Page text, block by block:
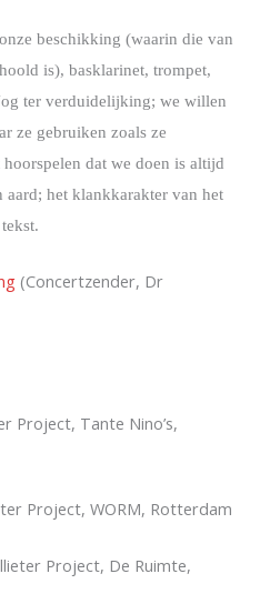
beschikking (waarin die van
is), basklarinet, trompet,
ter verduidelijking; we willen
ze gebruiken zoals ze
hoorspelen dat we doen is altijd
aard; het klankkarakter van het
(Concertzender, Dr
Project, Tante Nino’s,
Project, WORM, Rotterdam
Project, De Ruimte,